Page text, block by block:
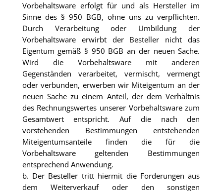
Vorbehaltsware erfolgt für und als Hersteller im
Sinne des § 950 BGB, ohne uns zu verpflichten.
Durch Verarbeitung oder Umbildung der
Vorbehaltsware erwirbt der Besteller nicht das
Eigentum gemäß § 950 BGB an der neuen Sache.
Wird die Vorbehaltsware mit anderen
Gegenständen verarbeitet, vermischt, vermengt
oder verbunden, erwerben wir Miteigentum an der
neuen Sache zu einem Anteil, der dem Verhältnis
des Rechnungswertes unserer Vorbehaltsware zum
Gesamtwert entspricht. Auf die nach den
vorstehenden Bestimmungen entstehenden
Miteigentumsanteile finden die für die
Vorbehaltsware geltenden Bestimmungen
entsprechend Anwendung.
b. Der Besteller tritt hiermit die Forderungen aus
dem Weiterverkauf oder den sonstigen